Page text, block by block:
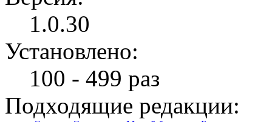
1.0.30
Установлено:
100 - 499 раз
Подходящие редакции: